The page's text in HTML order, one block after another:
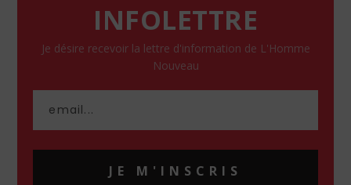
INFOLETTRE
Je désire recevoir la lettre d'information de L'Homme
Nouveau
JE M'INSCRIS